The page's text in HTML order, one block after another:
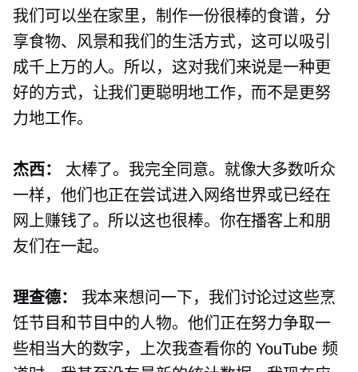
我们可以坐在家里，制作一份很棒的食谱，分
享食物、风景和我们的生活方式，这可以吸引
成千上万的人。所以，这对我们来说是一种更
好的方式，让我们更聪明地工作，而不是更努
力地工作。
杰西：
太棒了。我完全同意。就像大多数听众
一样，他们也正在尝试进入网络世界或已经在
网上赚钱了。所以这也很棒。你在播客上和朋
友们在一起。
理查德：
我本来想问一下，我们讨论过这些烹
饪节目和节目中的人物。他们正在努力争取一
些相当大的数字，上次我查看你的 YouTube 频